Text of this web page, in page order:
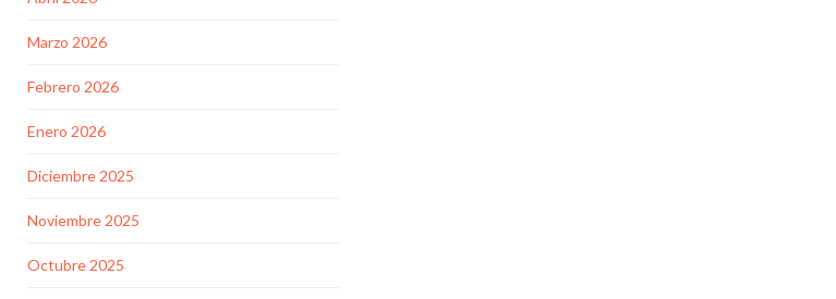
Marzo 2026
Febrero 2026
Enero 2026
Diciembre 2025
Noviembre 2025
Octubre 2025